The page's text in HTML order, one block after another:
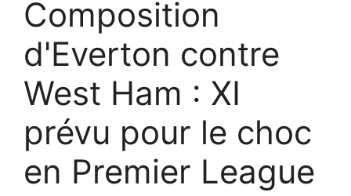
Composition
d'Everton contre
West Ham : XI
prévu pour le choc
en Premier League